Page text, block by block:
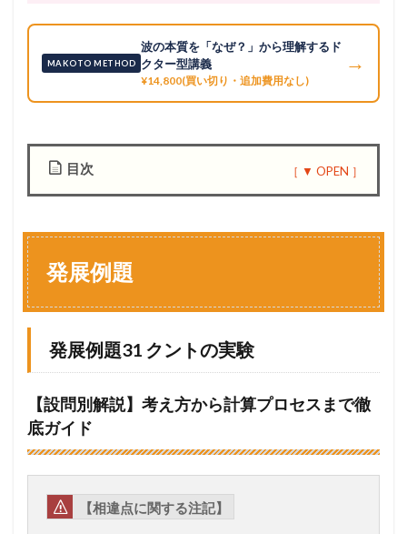
MAKOTO METHOD
波の本質を「なぜ？」から理解するド
クター型講義
¥14,800(買い切り・追加費用なし)
→
目次
例
題
1.1
展
例
題
1
の
実
験
発展例題
発展例題31 クントの実験
【設問別解説】考え方から計算プロセスまで徹
底ガイド
【相違点に関する注記】